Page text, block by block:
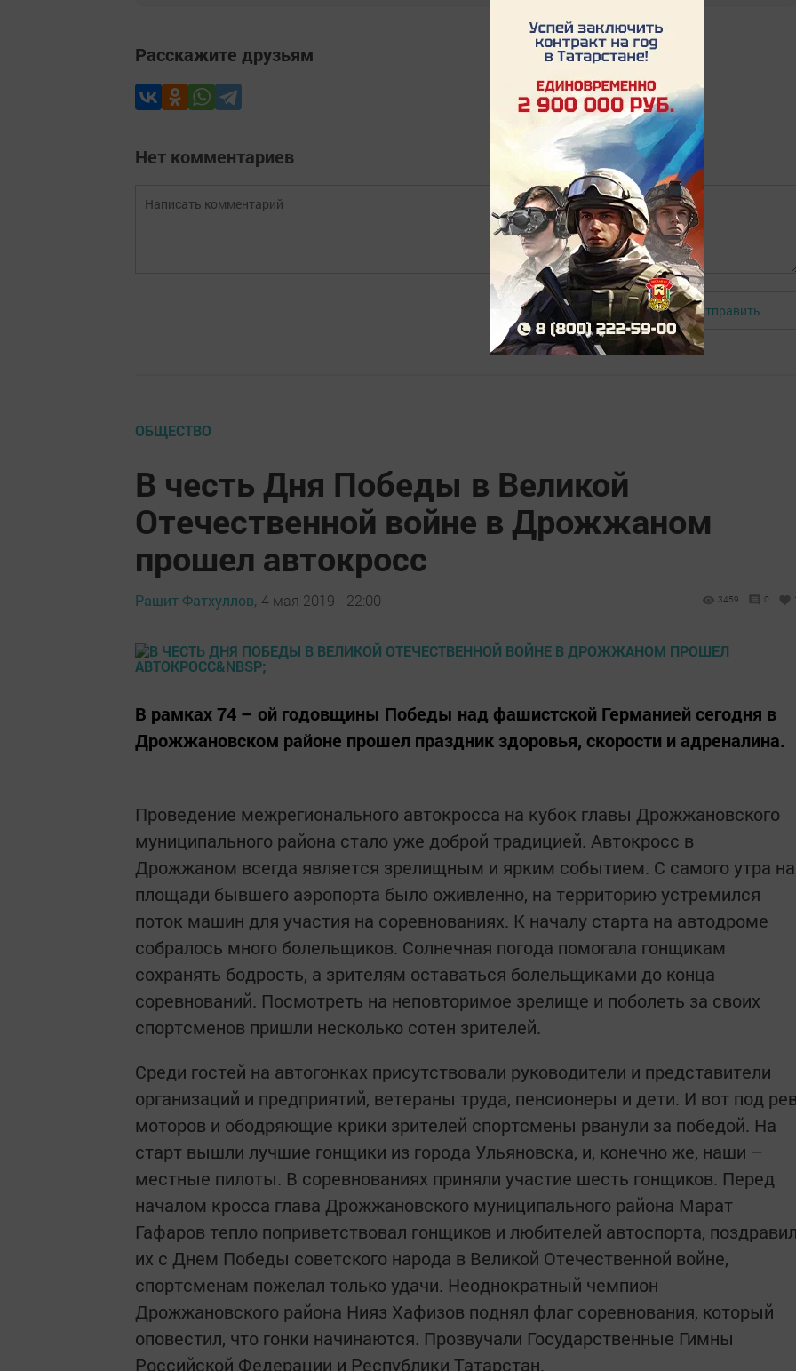
Расскажите друзьям
Нет комментариев
Авторизоваться Отправить
ОБЩЕСТВО
В честь Дня Победы в Великой
Отечественной войне в Дрожжаном
прошел автокросс
Рашит Фатхуллов, 4 мая 2019 - 22:00 3459 0
В рамках 74 – ой годовщины Победы над фашистской Германией сегодня в
Дрожжановском районе прошел праздник здоровья, скорости и адреналина.
Проведение межрегионального автокросса на кубок главы Дрожжановского
муниципального района стало уже доброй традицией. Автокросс в
Дрожжаном всегда является зрелищным и ярким событием. С самого утра на
площади бывшего аэропорта было оживленно, на территорию устремился
поток машин для участия на соревнованиях. К началу старта на автодроме
собралось много болельщиков. Солнечная погода помогала гонщикам
сохранять бодрость, а зрителям оставаться болельщиками до конца
соревнований. Посмотреть на неповторимое зрелище и поболеть за своих
спортсменов пришли несколько сотен зрителей.
Среди гостей на автогонках присутствовали руководители и представители
организаций и предприятий, ветераны труда, пенсионеры и дети. И вот под
моторов и ободряющие крики зрителей спортсмены рванули за победой. На
старт вышли лучшие гонщики из города Ульяновска, и, конечно же, наши –
местные пилоты. В соревнованиях приняли участие шесть гонщиков. Перед
началом кросса глава Дрожжановского муниципального района Марат
Гафаров тепло поприветствовал гонщиков и любителей автоспорта,
их с Днем Победы советского народа в Великой Отечественной войне,
спортсменам пожелал только удачи. Неоднократный чемпион
Дрожжановского района Нияз Хафизов поднял флаг соревнования, который
оповестил, что гонки начинаются. Прозвучали Государственные Гимны
Российской Федерации и Республики Татарстан.